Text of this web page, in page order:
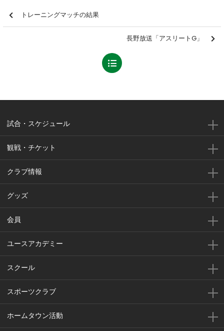
トレーニングマッチの結果
長野放送「アスリートG」
試合・スケジュール
観戦・チケット
クラブ情報
グッズ
会員
ユースアカデミー
スクール
スポーツクラブ
ホームタウン活動